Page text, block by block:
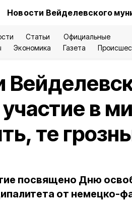
Новости Вейделевского
Статьи
Официальные
Экономика Газета
в
те
посвящено Дню
от немецко-